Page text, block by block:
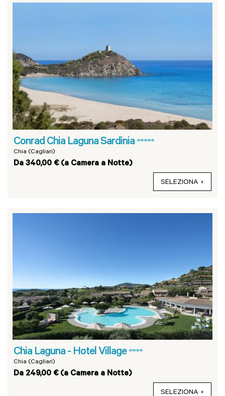
Conrad Chia Laguna Sardinia *****
Chia (Cagliari)
Da 340,00 € (a Camera a Notte)
SELEZIONA
Chia Laguna - Hotel Village ****
Chia (Cagliari)
Da 249,00 € (a Camera a Notte)
SELEZIONA